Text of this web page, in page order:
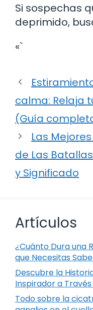
Si sospechas
deprimido,
«`
calma: Relaja
(Guía
Las
de Las
y Significado
Artículos
¿Cuánto Dura una
que Necesitas
Descubre la
Inspirador a Través
Todo sobre la